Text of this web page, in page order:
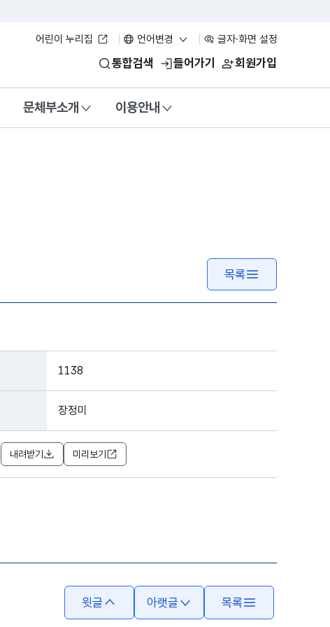
어린이 누리집 언어변경 글자·화면 설정
통합검색 들어가기 회원가입
문체부소개 이용안내
목록
1138
장정미
내려받기 미리보기
윗글 아랫글 목록